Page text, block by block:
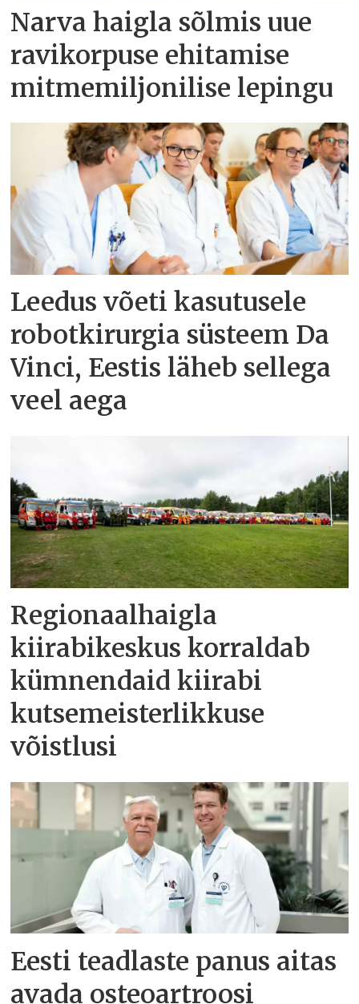
Narva haigla sõlmis uue
ravikorpuse ehitamise
mitmemiljonilise lepingu
Leedus võeti kasutusele
robotkirurgia süsteem Da
Vinci, Eestis läheb sellega
veel aega
Regionaalhaigla
kiirabikeskus korraldab
kümnendaid kiirabi
kutsemeisterlikkuse
võistlusi
Eesti teadlaste panus aitas
avada osteoartroosi